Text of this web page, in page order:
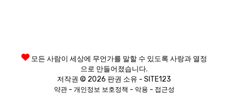
모든 사람이 세상에 무언가를 말할 수 있도록 사랑과 열정
으로 만들어졌습니다.
저작권 © 2026 판권 소유 - SITE123
약관- 개인정보 보호정책 - 악용 - 접근성